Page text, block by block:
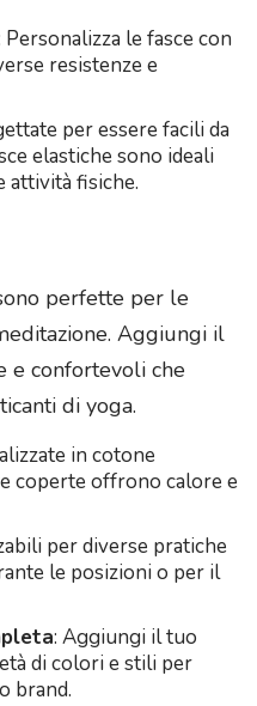
Personalizza le fasce con
resistenze e
per essere facili da
elastiche sono ideali
attività fisiche.
perfette per le
Aggiungi il
e confortevoli che
di yoga.
in cotone
coperte offrono calore e
per diverse pratiche
le posizioni o per il
: Aggiungi il tuo
di colori e stili per
brand.